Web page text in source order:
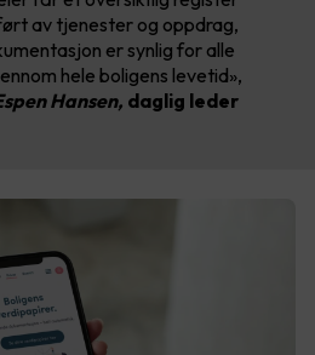
av tjenester og oppdrag,
er synlig for alle
hele boligens levetid»,
Hansen, daglig leder